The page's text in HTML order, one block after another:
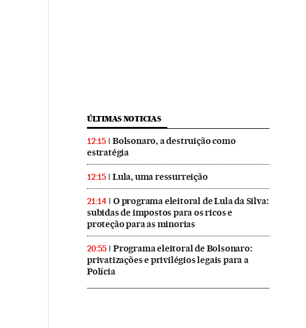
ÚLTIMAS NOTICIAS
12:15
Bolsonaro, a destruição como
estratégia
12:15 Lula, uma ressurreição
21:14
O programa eleitoral de Lula da Silva:
subidas de impostos para os ricos e
proteção para as minorias
20:55
Programa eleitoral de Bolsonaro:
privatizações e privilégios legais para a
Polícia